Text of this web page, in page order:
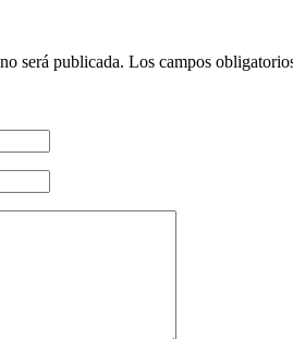
será publicada. Los campos